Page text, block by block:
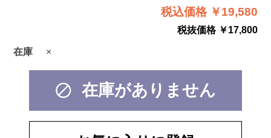
税込価格 ￥19,580
税抜価格 ￥17,800
在庫
×
在庫がありません